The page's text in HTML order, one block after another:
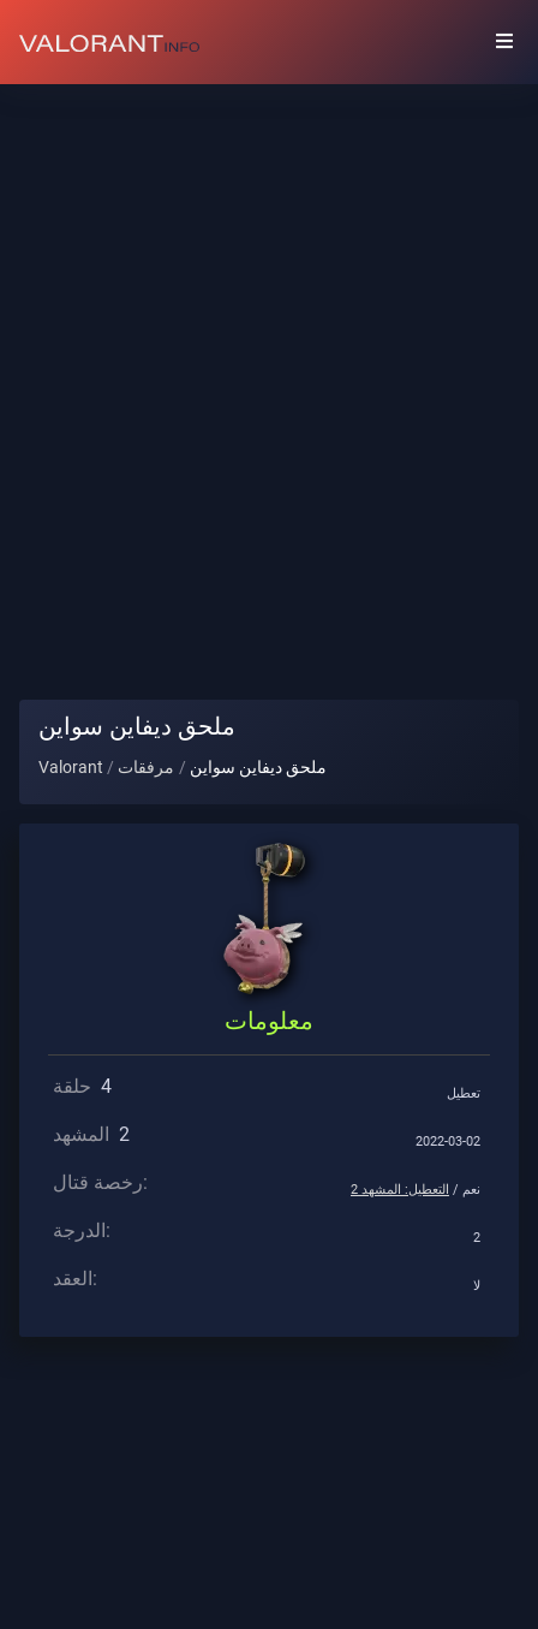
عملاء
ARTICLES
ملحق ديفاين سواين
Valorant مرفقات ملحق ديفاين سواين
معلومات
حلقة 4 تعطيل
المشهد 2 2022-03-02
رخصة قتال: نعم / التعطيل: المشهد 2
الدرجة: 2
العقد: لا